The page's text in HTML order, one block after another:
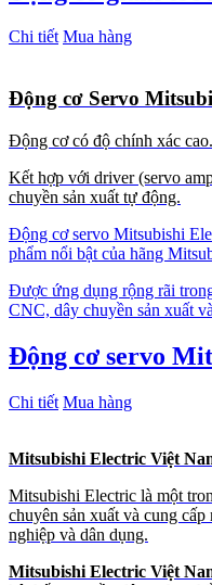
Chi tiết Mua hàng
Động cơ Servo
Động cơ có độ chính xác cao.
Kết hợp với driver (servo
chuyền sản xuất tự động.
Động cơ servo Mitsubishi
phẩm nổi bật của hãng
Được ứng dụng rộng rãi
CNC, dây chuyền sản xuất
Động cơ servo
Chi tiết Mua hàng
Mitsubishi Electric Việt
Mitsubishi Electric là một
chuyên sản xuất và cung
nghiệp và dân dụng.
Mitsubishi Electric Việt